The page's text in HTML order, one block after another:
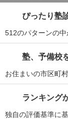
ぴったり塾
512のパターンの中
塾、予備校
お住まいの市区町
ランキング
独自の評価基準に